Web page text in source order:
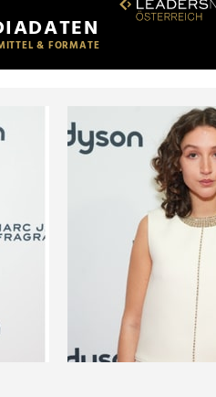
und Analysen weiter.
Sie ihnen bereitgestellt haben